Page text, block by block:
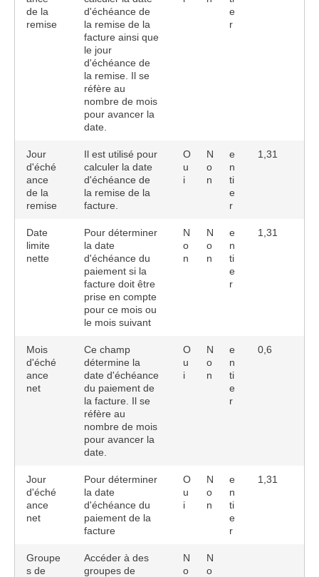
de la
remise
d'échéance de
la remise de la
facture ainsi que
le jour
d'échéance de
la remise. Il se
réfère au
nombre de mois
pour avancer la
date.
e
r
Jour
d'éché
ance
de la
remise
Il est utilisé pour
calculer la date
d'échéance de
la remise de la
facture.
O
u
i
N
o
n
e
n
ti
e
r
1,31
Date
limite
nette
Pour déterminer
la date
d'échéance du
paiement si la
facture doit être
prise en compte
pour ce mois ou
le mois suivant
N
o
n
N
o
n
e
n
ti
e
r
1,31
Mois
d'éché
ance
net
Ce champ
détermine la
date d'échéance
du paiement de
la facture. Il se
réfère au
nombre de mois
pour avancer la
date.
O
u
i
N
o
n
e
n
ti
e
r
0,6
Jour
d'éché
ance
net
Pour déterminer
la date
d'échéance du
paiement de la
facture
O
u
i
N
o
n
e
n
ti
e
r
1,31
Groupe
s de
Accéder à des
groupes de
N
o
N
o